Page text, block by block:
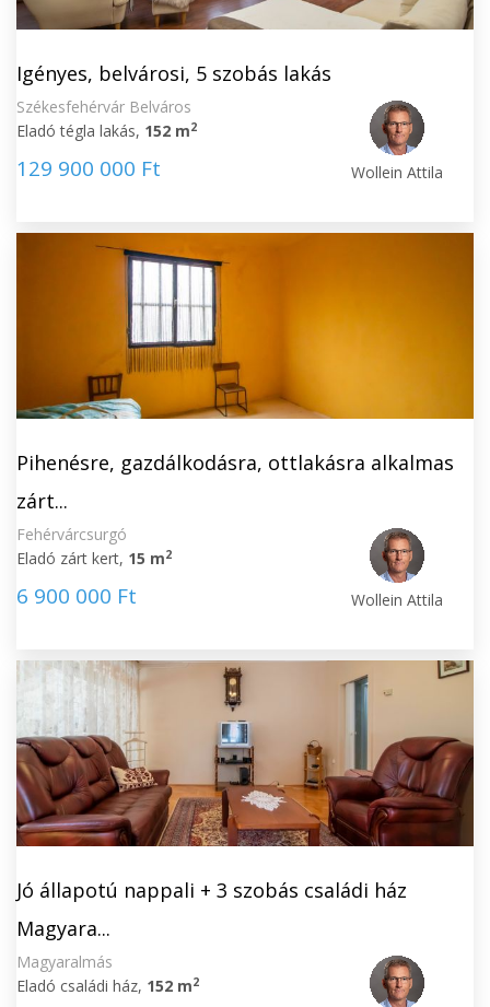
Igényes, belvárosi, 5 szobás lakás
Székesfehérvár Belváros
Eladó tégla lakás, 152 m2
129 900 000 Ft Wollein Attila
Pihenésre, gazdálkodásra, ottlakásra alkalmas
zárt...
Fehérvárcsurgó
Eladó zárt kert, 15 m2
6 900 000 Ft Wollein Attila
Jó állapotú nappali + 3 szobás családi ház
Magyara...
Magyaralmás
Eladó családi ház, 152 m2